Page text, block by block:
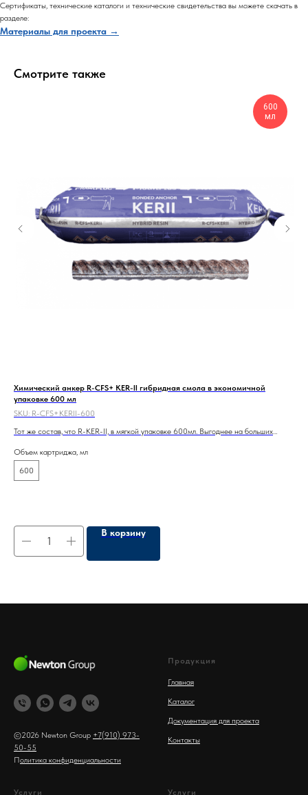
Сертификаты, технические каталоги и технические свидетельства вы можете скачать в
разделе:
Материалы для проекта →
Смотрите также
600
мл
Химический анкер R-CFS+ KER-II гибридная смола в экономичной
упаковке 600 мл
SKU: R-CFS+KERII-600
Тот же состав, что R-KER-II, в мягкой упаковке 600мл. Выгоднее на больших
Объем картриджа, мл
600
В корзину
©2026 Newton Group +7(910) 973-
50-55
Политика конфиденциальности
Продукция
Главная
Каталог
Документация для проекта
Контакты
Услуги Услуги